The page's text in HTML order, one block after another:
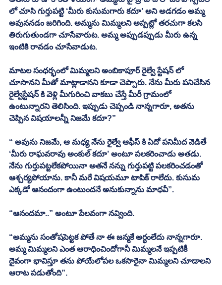
లో చూసి గుర్తుపట్టి ‘మీరు కుసుమగారు కదూ’ అని అడగడం అమ్మ
అవుననడం జరిగింది. అమ్మను మిమ్మలని అప్పట్లో తరచుగా కలసి
తిరుగుతుండగా చూసేవారుట. అమ్మ అప్పుడప్పుడు మీరు ఉన్న
ఇంటికి రావడం చూసేవాడుట.
మాటల సంధర్భంలో మిమ్మలని అంబికాపూర్ రైల్వే స్టేషన్ లో
చూసానని మీతో మాట్లాడానని కూడా చెప్పారు. నేను మీరు పనిచేసిన
రైల్వేస్టేషన్ కి వెళ్లి మీగురించి వాకబు చేస్తే మీరీ గ్రామంలో
ఉంటున్నారని తెలిసింది. ఇప్పుడు చెప్పండి నాన్నగారూ, అతను
చెప్పిన విషయాలన్నీ నిజమే కదూ?”
“ అవును నిజమే, ఆ మధ్య నేను రైల్వే ఆఫీస్ కి ఏదో పనిమీద వెడితే
‘మీరు రాఘవరావు అంకుల్ కదూ’ అంటూ పలకరించాడు అతడు.
నేను గుర్తుపట్టలేకపోయినా అతనే నన్ను గుర్తుపట్టి పలకరించడంతో
ఆశ్చర్యపోయాను. కానీ మరే విషయమూ టాపిక్ రాలేదు. కుసుమ
ఎక్కడో ఆనందంగా ఉంటుందనే అనుకున్నాను మాధవీ”.
“ఆనందమా..” అంటూ పేలవంగా నవ్వింది.
“అమ్మను సంతోషపెట్టక పోతే నా ఈ జన్మకే అర్ధంలేదు నాన్నగారూ.
అమ్మ మిమ్మలని ఎంత ఆరాధించిందోగానీ మిమ్మలనే ఇప్పటికీ
దైవంగా భావిస్తూ తను పోయేలోపల ఒకసారైనా మిమ్మలని చూడాలని
ఆరాట పడుతోంది”.